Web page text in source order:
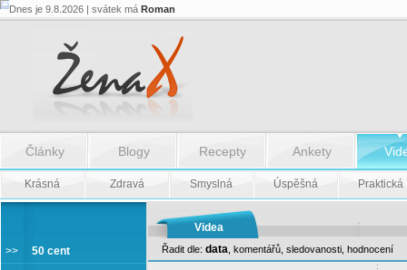
Dnes je 9.8.2026 | svátek má Roman
Články Blogy Recepty Ankety
Krásná Zdravá Smyslná Úspěšná Praktická
>> 50 cent
Videa
Nightwish
Řadit dle: data komentářů sledovanosti hodnocení